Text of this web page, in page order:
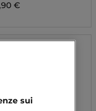
€
sui